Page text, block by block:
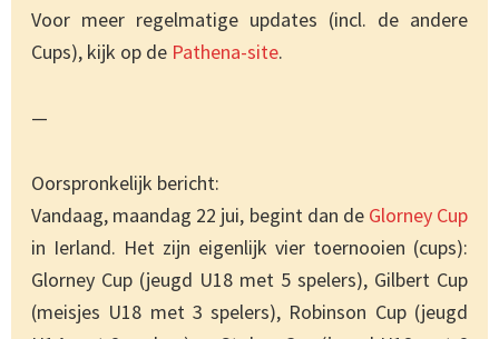
Voor meer regelmatige updates (incl. de andere
Cups), kijk op de Pathena-site.
—
Oorspronkelijk bericht:
Vandaag, maandag 22 jui, begint dan de Glorney Cup
in Ierland. Het zijn eigenlijk vier toernooien (cups):
Glorney Cup (jeugd U18 met 5 spelers), Gilbert Cup
(meisjes U18 met 3 spelers), Robinson Cup (jeugd